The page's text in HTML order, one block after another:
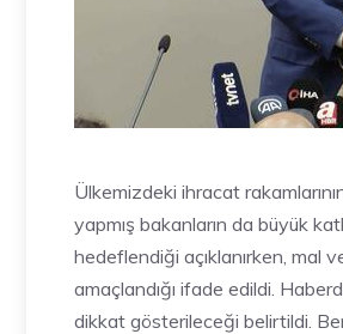
Ülkemizdeki ihracat
yapmış bakanların da büyük
hedeflendiği açıklanırken, mal
amaçlandığı ifade edildi.
dikkat gösterileceği belirtildi.